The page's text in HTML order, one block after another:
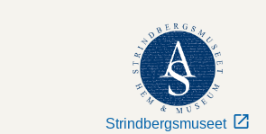
Strindbergsmuseet